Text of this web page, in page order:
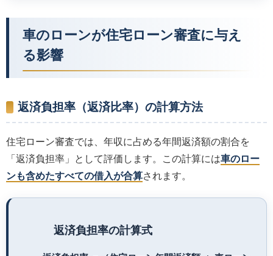
車のローンが住宅ローン審査に与え
る影響
返済負担率（返済比率）の計算方法
住宅ローン審査では、年収に占める年間返済額の割合を
「返済負担率」として評価します。この計算には車のロー
ンも含めたすべての借入が合算されます。
返済負担率の計算式